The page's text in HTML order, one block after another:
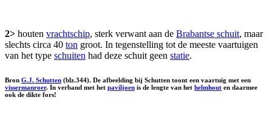
2> houten vrachtschip, sterk verwant aan de Brabantse schuit, maar
slechts circa 40 ton groot. In tegenstelling tot de meeste vaartuigen
van het type schuiten had deze schuit geen statie.
Bron G.J. Schutten (blz.344). De afbeelding bij Schutten toont een vaartuig met een
vissermanroer. In verband met het paviljoen is de lengte van het helmhout en daarmee
ook de dikte fors!